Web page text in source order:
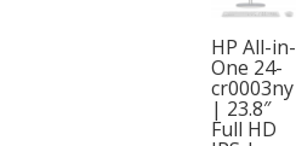
HP All-in-
One 24-
cr0003ny
| 23.8″
Full HD